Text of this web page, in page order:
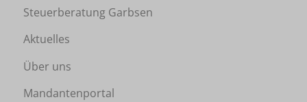
Steuerberatung Garbsen
Aktuelles
Über uns
Mandantenportal